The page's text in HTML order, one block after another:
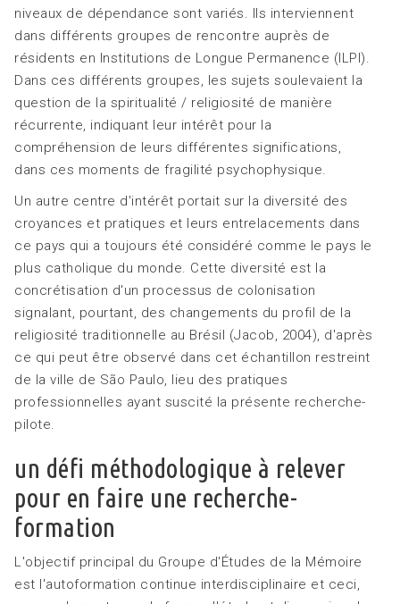
niveaux de dépendance sont variés. Ils interviennent
dans différents groupes de rencontre auprès de
résidents en Institutions de Longue Permanence (ILPI).
Dans ces différents groupes, les sujets soulevaient la
question de la spiritualité / religiosité de manière
récurrente, indiquant leur intérêt pour la
compréhension de leurs différentes significations,
dans ces moments de fragilité psychophysique.
Un autre centre d'intérêt portait sur la diversité des
croyances et pratiques et leurs entrelacements dans
ce pays qui a toujours été considéré comme le pays le
plus catholique du monde. Cette diversité est la
concrétisation d'un processus de colonisation
signalant, pourtant, des changements du profil de la
religiosité traditionnelle au Brésil (Jacob, 2004), d'après
ce qui peut être observé dans cet échantillon restreint
de la ville de São Paulo, lieu des pratiques
professionnelles ayant suscité la présente recherche-
pilote.
un défi méthodologique à relever
pour en faire une recherche-
formation
L'objectif principal du Groupe d'Études de la Mémoire
est l'autoformation continue interdisciplinaire et ceci,